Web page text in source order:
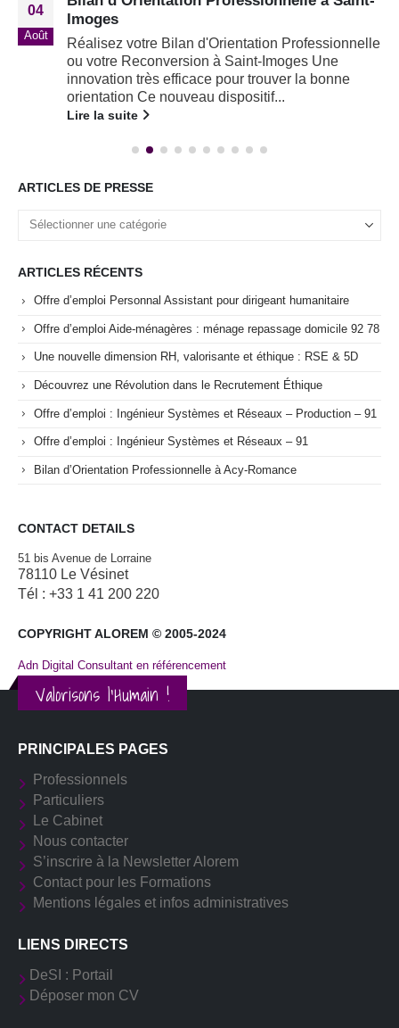
04
Août
Imoges
Réalisez votre Bilan d'Orientation Professionnelle
ou votre Reconversion à Saint-Imoges Une
innovation très efficace pour trouver la bonne
orientation Ce nouveau dispositif...
Lire la suite
ARTICLES DE PRESSE
ARTICLES RÉCENTS
Offre d’emploi Personnal Assistant pour dirigeant humanitaire
Offre d’emploi Aide-ménagères : ménage repassage domicile 92 78
Une nouvelle dimension RH, valorisante et éthique : RSE & 5D
Découvrez une Révolution dans le Recrutement Éthique
Offre d’emploi : Ingénieur Systèmes et Réseaux – Production – 91
Offre d’emploi : Ingénieur Systèmes et Réseaux – 91
Bilan d’Orientation Professionnelle à Acy-Romance
CONTACT DETAILS
51 bis Avenue de Lorraine
78110 Le Vésinet
Tél : +33 1 41 200 220
COPYRIGHT ALOREM © 2005-2024
Adn Digital Consultant en référencement
Valorisons l'Humain !
PRINCIPALES PAGES
Professionnels
Particuliers
Le Cabinet
Nous contacter
S’inscrire à la Newsletter Alorem
Contact pour les Formations
Mentions légales et infos administratives
LIENS DIRECTS
DeSI : Portail
Déposer mon CV